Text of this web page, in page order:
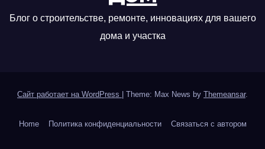
Блог о строительстве, ремонте, инновациях для вашего
дома и участка
Сайт работает на WordPress Theme: Max News by Themeansar.
Home Политика конфиденциальности Связаться с автором